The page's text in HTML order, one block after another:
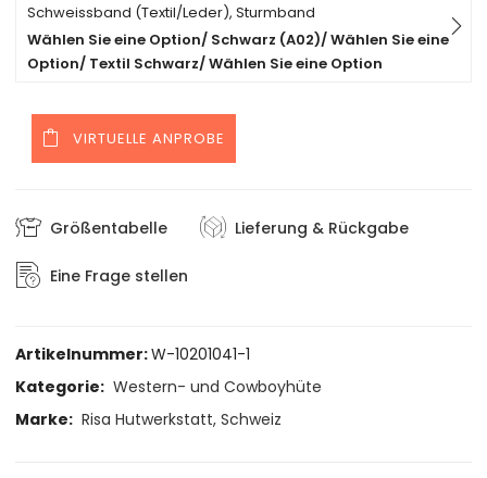
Schweissband (Textil/Leder), Sturmband
Wählen Sie eine Option/ Schwarz (A02)/ Wählen Sie eine
Option/ Textil Schwarz/ Wählen Sie eine Option
VIRTUELLE ANPROBE
Größentabelle Lieferung & Rückgabe
Eine Frage stellen
Artikelnummer:W-10201041-1
Kategorie: Western- und Cowboyhüte
Marke: Risa Hutwerkstatt, Schweiz